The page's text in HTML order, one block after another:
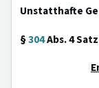
Unstatthafte
§304Abs. 4